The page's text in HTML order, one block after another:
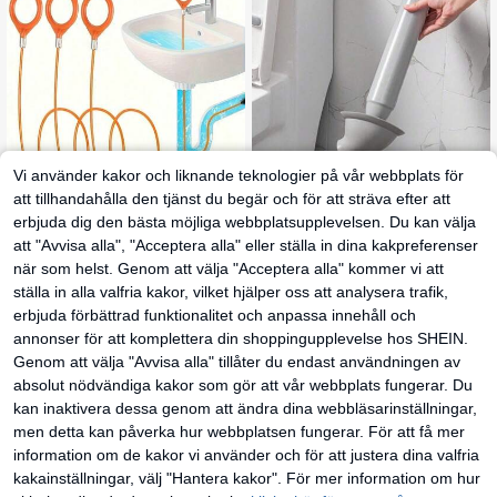
Flexibel nylonbelagd svanhalsforma
d avloppsslang för rensning av stop
p – manuellt verktyg för att rensa av
lopp i badrum, badkar och dusch, b
atterifritt, avloppsrensare, ergonomi
sk handtagsdesign, hållbar konstru
ktion
13 kvar
43kr
6andra säljare
EU Warehouse
Högtrycksdammsugar
e för toalettavlopp, avloppsrensare
för rörledningar, avloppsrensare för
badrum, golvrengörare för kök
131
Vi använder kakor och liknande teknologier på vår webbplats för
att tillhandahålla den tjänst du begär och för att sträva efter att
erbjuda dig den bästa möjliga webbplatsupplevelsen. Du kan välja
att "Avvisa alla", "Acceptera alla" eller ställa in dina kakpreferenser
när som helst. Genom att välja "Acceptera alla" kommer vi att
ställa in alla valfria kakor, vilket hjälper oss att analysera trafik,
erbjuda förbättrad funktionalitet och anpassa innehåll och
annonser för att komplettera din shoppingupplevelse hos SHEIN.
Genom att välja "Avvisa alla" tillåter du endast användningen av
absolut nödvändiga kakor som gör att vår webbplats fungerar. Du
kan inaktivera dessa genom att ändra dina webbläsarinställningar,
men detta kan påverka hur webbplatsen fungerar. För att få mer
information om de kakor vi använder och för att justera dina valfria
kakainställningar, välj "Hantera kakor". För mer information om hur